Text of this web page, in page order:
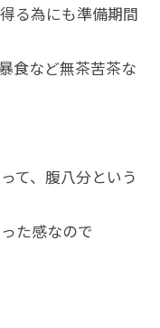
る為にも準備期間
食など無茶苦茶な
て、腹八分という
た感なので